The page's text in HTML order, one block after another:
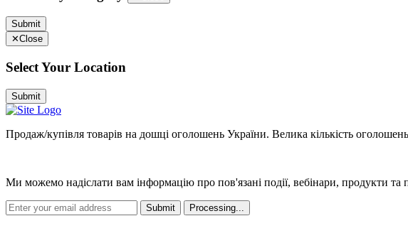
Submit
✕Close
Select Your Location
Submit
Продаж/купівля товарів на дошці оголошень України. Велика кількість
Ми можемо надіслати вам інформацію про пов'язані події, вебінари, продукти та